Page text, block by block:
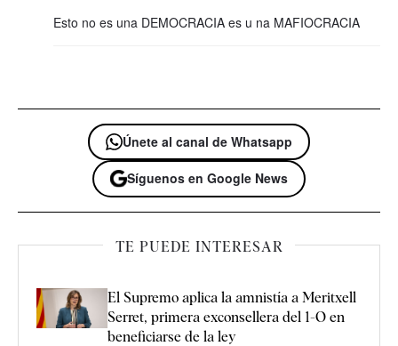
Esto no es una DEMOCRACIA es u na MAFIOCRACIA
Únete al canal de Whatsapp
Síguenos en Google News
TE PUEDE INTERESAR
El Supremo aplica la amnistía a Meritxell
Serret, primera exconsellera del 1-O en
beneficiarse de la ley